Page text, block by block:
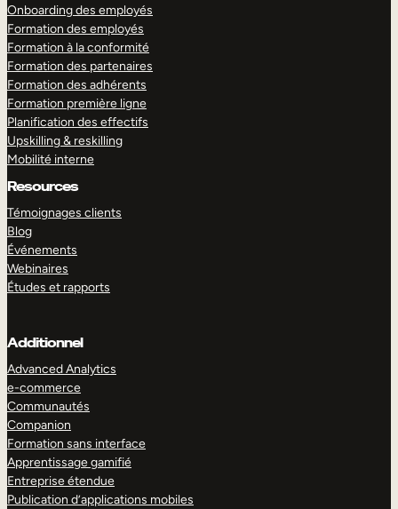
Onboarding des employés
Formation des employés
Formation à la conformité
Formation des partenaires
Formation des adhérents
Formation première ligne
Planification des effectifs
Upskilling & reskilling
Mobilité interne
Resources
Témoignages clients
Blog
Événements
Webinaires
Études et rapports
Additionnel
Advanced Analytics
e-commerce
Communautés
Companion
Formation sans interface
Apprentissage gamifié
Entreprise étendue
Publication d’applications mobiles